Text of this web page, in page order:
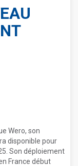
Wero, son
disponible pour
Son déploiement
France début